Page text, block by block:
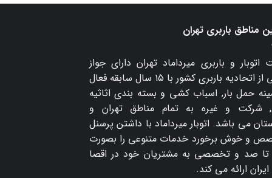
مناطق باربری تهران
اتوبار و باربری میردامادتهران دارای جواز
رسمی از اتحادیه باربری کشور با ۱۵ سال سابقه فعال
حمل بار, اسباب کشی و بسته بندی اثاثیه
شرکت و غیره به تمام مناطق تهران و
می باشد. اتوبار میرداماد با داشتن پرسنل
و خوش برخورد خدمات متنوعی را بصورت
صد و تخصصی به مشتریان خود در اقصا
ارائه می کند.